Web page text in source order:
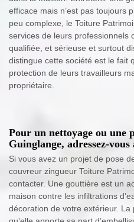
efficace mais n’est pas toujours
peu complexe, le Toiture
services de leurs professionnels
qualifiée, et sérieuse et surtout
distingue cette société est le fait
protection de leurs travailleurs
propriétaire.
Pour un nettoyage ou une
Guinglange, adressez-
Si vous avez un projet de pose
couvreur zingueur Toiture
contacter. Une gouttière est un
maison contre les infiltrations
décoration de votre extérieur.